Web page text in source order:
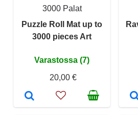
3000 Palat
Puzzle Roll Mat up to
3000 pieces Art
Varastossa (7)
20,00 €